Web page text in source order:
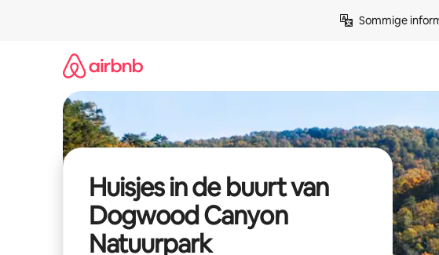
Sommige
Huisjes in de buurt van
Dogwood Canyon
Natuurpark